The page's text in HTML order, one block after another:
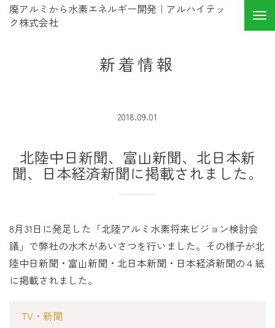
廃アルミから水素エネルギー開発｜アルハイテッ
ク株式会社
新着情報
2018.09.01
北陸中日新聞、富山新聞、北日本新
聞、日本経済新聞に掲載されました。
8月31日に発足した「北陸アルミ水素将来ビジョン検討会
議」で弊社の水木があいさつを行いました。その様子が北
陸中日新聞・富山新聞・北日本新聞・日本経済新聞の４紙
に掲載されました。
TV・新聞